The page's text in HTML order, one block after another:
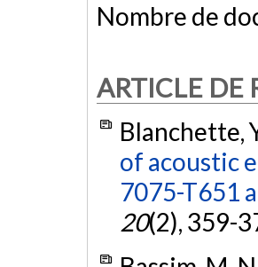
Nombre de
ARTICLE DE
Blanchette,
of acoustic
7075-T651
20(2), 359-